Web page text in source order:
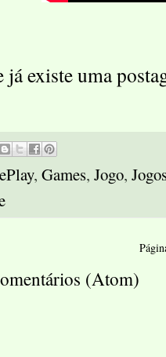
existe uma
, Games, Jogo,
(Atom)